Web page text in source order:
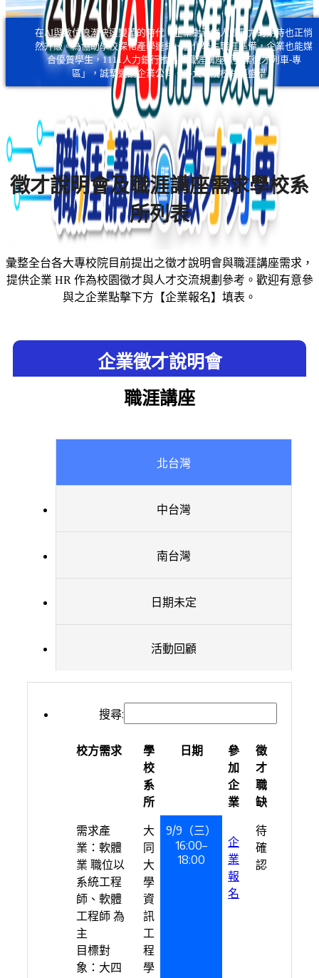
在AI與數位浪潮快速變革的時代，企業對新鮮人即戰力的期待也正悄
然升級。為協助學校深化產學連結、強化學生職涯準備，企業也能媒
合優質學生，1111人力銀行推出「職涯講座暨企業徵才列車-專
區」，誠摯邀請企業公司、各大專院校共襄盛舉！
徵才說明會及職涯講座需求學校系
所列表
彙整全台各大專校院目前提出之徵才說明會與職涯講座需求，
提供企業 HR 作為校園徵才與人才交流規劃參考。歡迎有意參
與之企業點擊下方【企業報名】填表。
企業徵才說明會
職涯講座
北台灣
中台灣
南台灣
日期未定
活動回顧
搜尋:
校方需求
學
校
系
所
日期
參
加
企
業
徵
才
職
缺
需求產
業：軟體
業 職位以
系統工程
師、軟體
工程師 為
主
目標對
象：大四
大
同
大
學
資
訊
工
程
學
9/9（三）
16:00–
18:00
企
業
報
名
待
確
認